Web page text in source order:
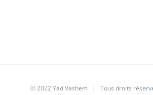
© 2022 Yad Vashem | Tous droits